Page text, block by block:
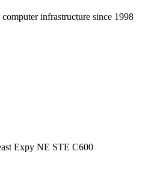
infrastructure since 1998
Expy NE STE C600